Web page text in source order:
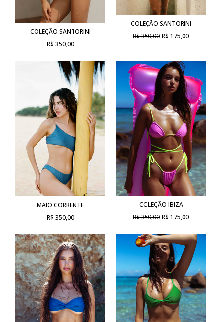
COLEÇÃO SANTORINI
R$ 350,00
COLEÇÃO SANTORINI
R$ 350,00 R$ 175,00
MAIO CORRENTE
R$ 350,00
COLEÇÃO IBIZA
R$ 350,00 R$ 175,00